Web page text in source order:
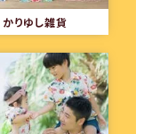
かりゆし雑貨